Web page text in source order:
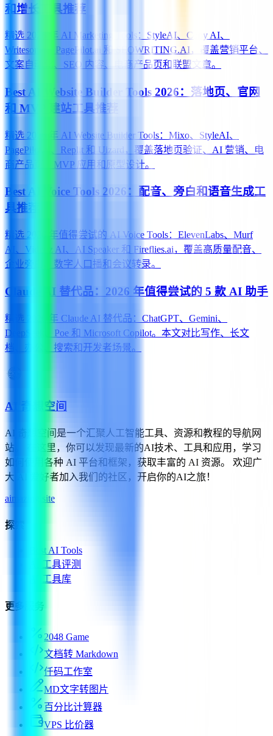
和增长工具推荐
精选 2026 年 AI Marketing Tools：StyleAI、Copy AI、
Writesonic、PagePilot.ai 和 SEOWRITING.AI，覆盖营销平台、
文案自动化、SEO 内容、电商产品页和联盟文章。
Best AI Website Builder Tools 2026：落地页、官网
和 MVP 建站工具推荐
精选 2026 年 AI Website Builder Tools：Mixo、StyleAI、
PagePilot.ai、Replit 和 Uizard，覆盖落地页验证、AI 营销、电
商产品页、MVP 应用和原型设计。
Best AI Voice Tools 2026：配音、旁白和语音生成工
具推荐
精选 2026 年值得尝试的 AI Voice Tools：ElevenLabs、Murf
AI、Vidnoz AI、AI Speaker 和 Fireflies.ai，覆盖高质量配音、
企业旁白、数字人口播和会议转录。
Claude AI 替代品：2026 年值得尝试的 5 款 AI 助手
精选 2026 年 Claude AI 替代品：ChatGPT、Gemini、
DeepSeek、Poe 和 Microsoft Copilot。本文对比写作、长文
档、办公、搜索和开发者场景。
AI 奇想空间
AI 奇想空间是一个汇聚人工智能工具、资源和教程的导航网
站。 在这里，你可以发现最新的AI技术、工具和应用，学习
如何使用各种 AI 平台和框架，获取丰富的 AI 资源。 欢迎广
大 AI 爱好者加入我们的社区，开启你的AI之旅！
aimazing.site
探索
Best AI Tools
AI 工具评测
AI 工具库
更多服务
2048 Game
文档转 Markdown
仟码工作室
MD文字转图片
百分比计算器
VPS 比价器